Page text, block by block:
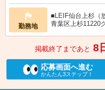
勤務地
■LEIF仙台上杉（
青葉区上杉11220
掲載終了まであと 8
応募画面へ進む
かんたん3ステップ！